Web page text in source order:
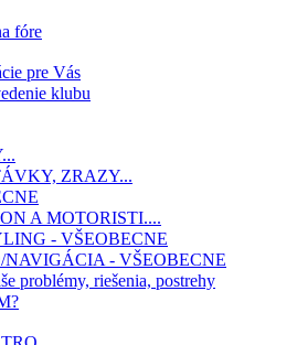
fóre
pre Vás
klubu
ZRAZY...
A MOTORISTI....
- VŠEOBECNE
- VŠEOBECNE
problémy, riešenia, postrehy